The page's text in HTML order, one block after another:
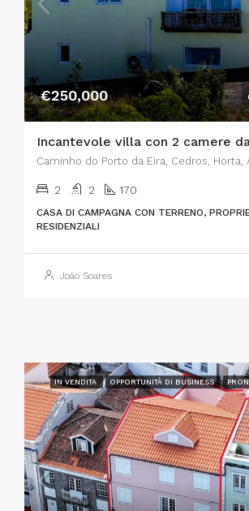
€250,000
2 2 170
CASA DI CAMPAGNA CON TERRENO,
RESIDENZIALI
João Soares
IN VENDITA OPPORTUNITÀ DI BUSINESS